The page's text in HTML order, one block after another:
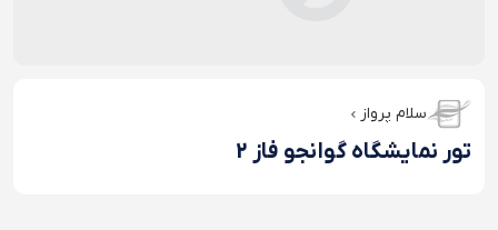
سلام پرواز
تور نمایشگاه گوانجو فاز 2